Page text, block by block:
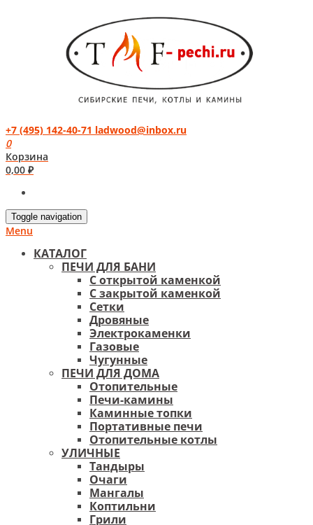
+7 (495) 142-40-71 ladwood@inbox.ru
0
Корзина
0,00 ₽
Toggle navigation
Menu
КАТАЛОГ
ПЕЧИ ДЛЯ БАНИ
С открытой каменкой
С закрытой каменкой
Сетки
Дровяные
Электрокаменки
Газовые
Чугунные
ПЕЧИ ДЛЯ ДОМА
Отопительные
Печи-камины
Каминные топки
Портативные печи
Отопительные котлы
УЛИЧНЫЕ
Тандыры
Очаги
Мангалы
Коптильни
Грили